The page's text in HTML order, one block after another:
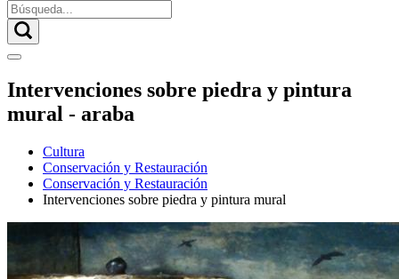
Intervenciones sobre piedra y pintura
mural - araba
Cultura
Conservación y Restauración
Conservación y Restauración
Intervenciones sobre piedra y pintura mural